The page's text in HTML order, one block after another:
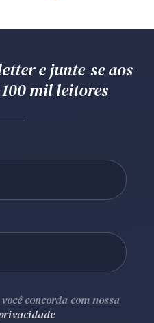
e junte-se aos
mil leitores
concorda com nossa